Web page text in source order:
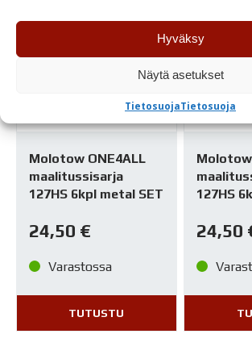
Hyväksy
Näytä asetukset
TietosuojaTietosuoja
Molotow ONE4ALL
maalitussisarja
127HS 6kpl metal SET
24,50 €
Varastossa
TUTUSTU
Molotow
127HS
24,50